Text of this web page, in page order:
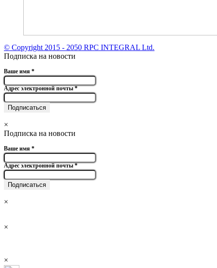
© Copyright 2015 - 2050 RPC INTEGRAL Ltd.
Подписка на новости
Ваше имя *
Адрес электронной почты*
×
Подписка на новости
Ваше имя *
Адрес электронной почты*
×
×
×